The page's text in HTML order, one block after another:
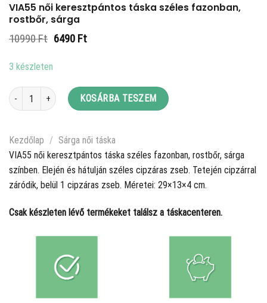
VIA55 női keresztpántos táska széles fazonban,
rostbőr, sárga
10990Ft Original
6490 FtCurrent
3 készleten
VIA55 női keresztpántos táska széles fazonban, rostbőr, sárga mennyiség
KOSÁRBA TESZEM
Kezdőlap / Sárga női táska
VIA55 női keresztpántos táska széles fazonban, rostbőr, sárga
színben. Elején és hátulján széles cipzáras zseb. Tetején cipzárral
záródik, belül 1 cipzáras zseb. Méretei: 29×13×4 cm.
Csak készleten lévő termékeket találsz a táskacenteren.